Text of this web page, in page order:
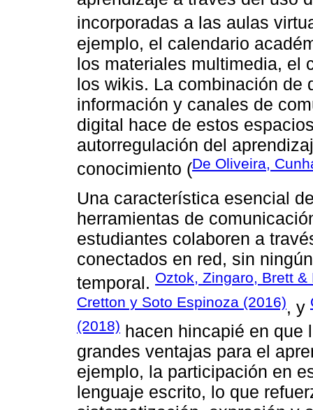
incorporadas a las aulas
ejemplo, el calendario
los materiales multimedia, el
los wikis. La combinación de
información y canales de
digital hace de estos
autorregulación del
conocimiento (De Oliveira,
Una característica esencial
herramientas de
estudiantes colaboren a
conectados en red, sin
temporal. Oztok, Zingaro, Brett &
Cretton y Soto Espinoza (2016), y
(2018) hacen hincapié en que
grandes ventajas para el
ejemplo, la participación en
lenguaje escrito, lo que